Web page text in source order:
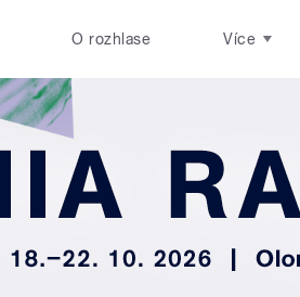
O rozhlase Více